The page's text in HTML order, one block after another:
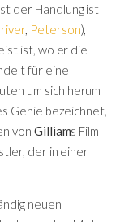
der Handlung ist
, Peterson),
ist, wo er die
für eine
um sich herum
Genie bezeichnet,
von Gilliams Film
der in einer
neuen